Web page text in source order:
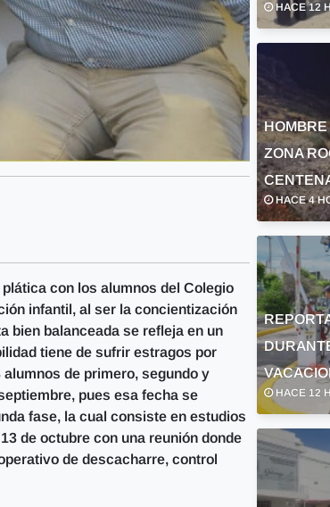
con los alumnos del Colegio
infantil, al ser la concientización
bien balanceada se refleja en un
tiene de sufrir estragos por
de primero, segundo y
pues esa fecha se
fase, la cual consiste en estudios
de octubre con una reunión donde
de descacharre, control
HACE 12
ZONA
HACE 4
HACE 12